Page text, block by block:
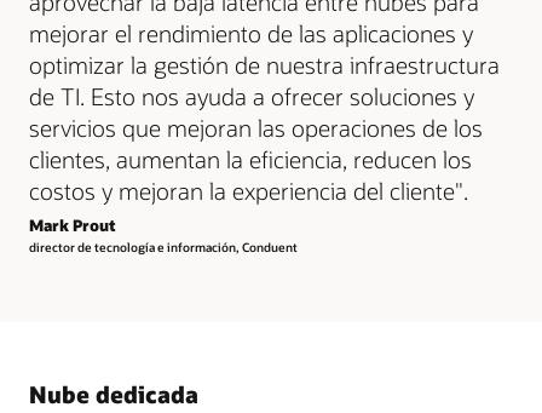
mejorar el rendimiento de las aplicaciones y
optimizar la gestión de nuestra infraestructura
de TI. Esto nos ayuda a ofrecer soluciones y
servicios que mejoran las operaciones de los
clientes, aumentan la eficiencia, reducen los
costos y mejoran la experiencia del cliente".
Mark Prout
director de tecnología e información, Conduent
Nube dedicada